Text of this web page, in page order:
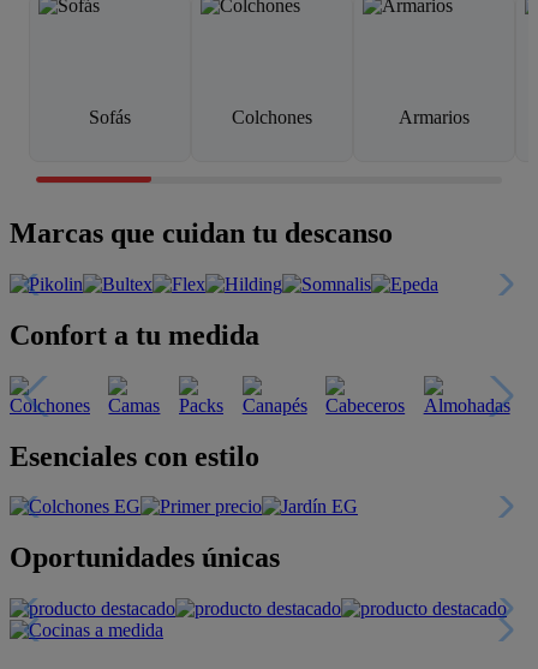
Sofás Colchones Armarios
Marcas que cuidan tu descanso
Confort a tu medida
Esenciales con estilo
Oportunidades únicas